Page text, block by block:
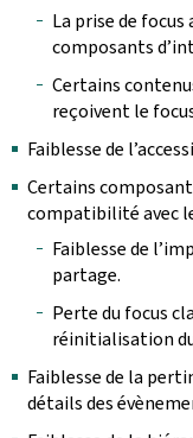
La prise de focus
composants
Certains
reçoivent le
Faiblesse de
Certains
compatibilité avec
Faiblesse de
partage.
Perte du focus
réinitialisation
Faiblesse de la
détails des